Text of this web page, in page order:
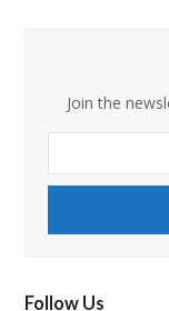
Join the
email
Follow Us